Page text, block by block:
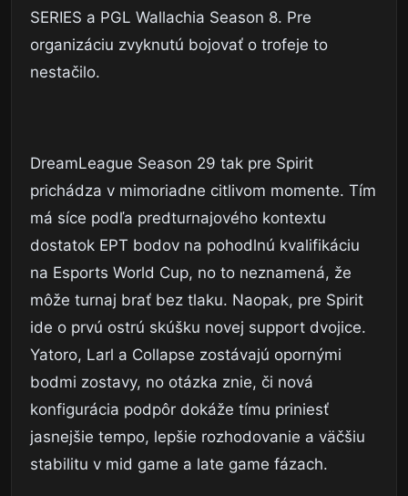
SERIES a PGL Wallachia Season 8. Pre
organizáciu zvyknutú bojovať o trofeje to
nestačilo.
DreamLeague Season 29 tak pre Spirit
prichádza v mimoriadne citlivom momente. Tím
má síce podľa predturnajového kontextu
dostatok EPT bodov na pohodlnú kvalifikáciu
na Esports World Cup, no to neznamená, že
môže turnaj brať bez tlaku. Naopak, pre Spirit
ide o prvú ostrú skúšku novej support dvojice.
Yatoro, Larl a Collapse zostávajú opornými
bodmi zostavy, no otázka znie, či nová
konfigurácia podpôr dokáže tímu priniesť
jasnejšie tempo, lepšie rozhodovanie a väčšiu
stabilitu v mid game a late game fázach.